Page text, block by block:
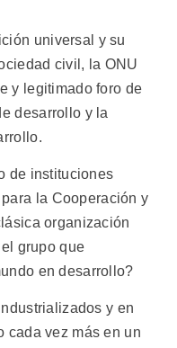
universal y su
civil, la ONU
y legitimado foro de
desarrollo y la
de instituciones
la Cooperación y
organización
grupo que
en desarrollo?
y en
cada vez más en un